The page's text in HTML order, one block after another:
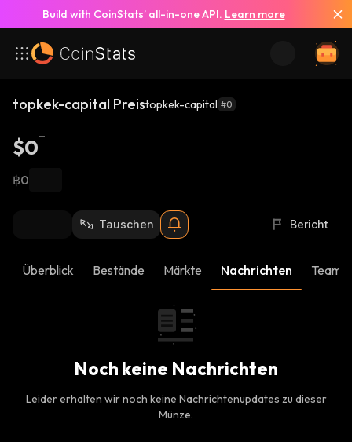
Build with CoinStats’ all-in-one API. Learn more
topkek-capital Preistopkek-capital #0
$0
฿0
Tauschen Bericht
Überblick Bestände Märkte Nachrichten Team-
Noch keine Nachrichten
Leider erhalten wir noch keine Nachrichtenupdates zu dieser
Münze.